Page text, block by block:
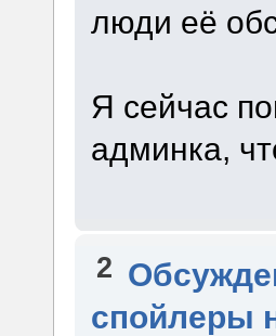
люди её
Я сейчас
админка,
2
спойлеры